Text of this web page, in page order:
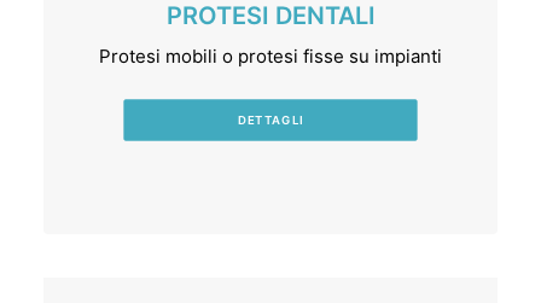
PROTESI DENTALI
Protesi mobili o protesi fisse su impianti
DETTAGLI